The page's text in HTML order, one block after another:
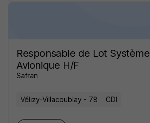
Responsable de Lot Système
Avionique H/F
Safran
Vélizy-Villacoublay - 78 CDI